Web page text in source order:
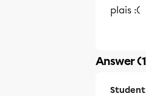
plais :(
Answer